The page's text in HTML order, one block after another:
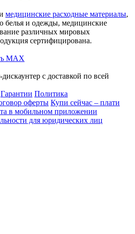
медицинские расходные материалы,
белья и одежды, медицинские
различных мировых
сертифицирована.
MAX
с доставкой по всей
Гарантии Политика
оферты Купи сейчас – плати
в мобильном приложении
для юридических лиц